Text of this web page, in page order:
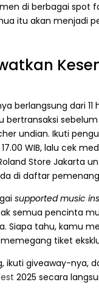
di berbagai spot
itu akan menjadi
berlangsung dari 11
bertransaksi sebelum
undian. Ikuti
WIB, lalu cek
Store Jakarta
di daftar
supported music
semua pencinta
Siapa tahu, kamu
tiket
ikuti giveaway-nya,
2025 secara